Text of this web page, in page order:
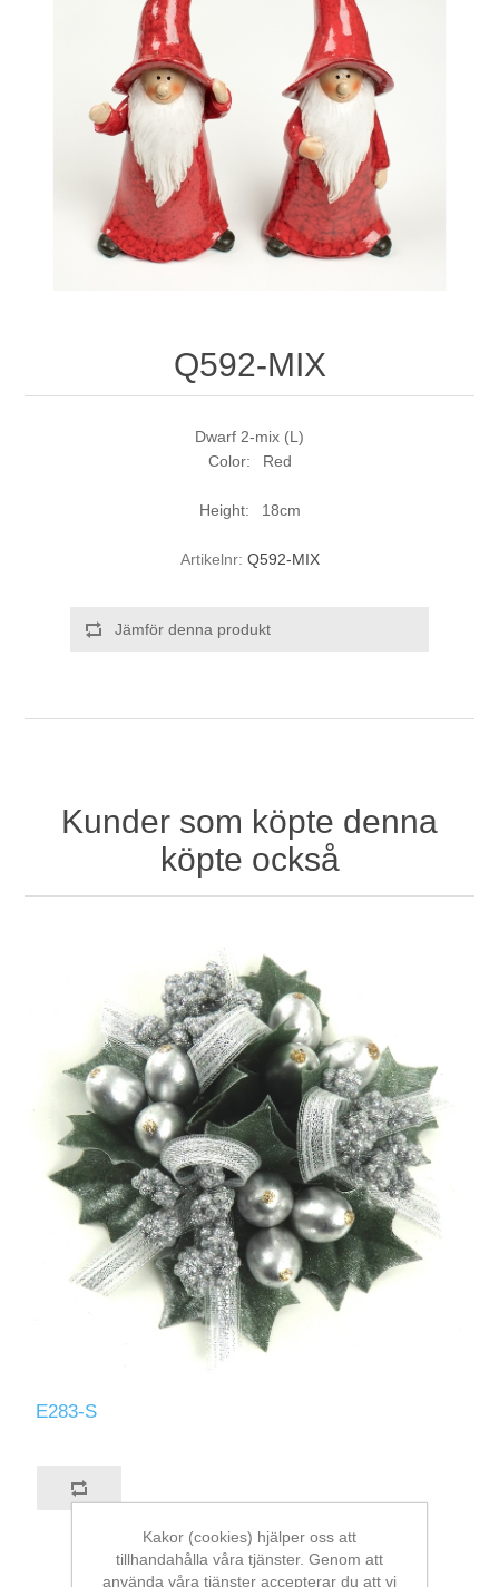
Q592-MIX
Dwarf 2-mix (L)
Color: Red
Height: 18cm
Artikelnr: Q592-MIX
Jämför denna produkt
Kunder som köpte denna
köpte också
E283-S
Kakor (cookies) hjälper oss att
tillhandahålla våra tjänster. Genom att
använda våra tjänster accepterar du att vi